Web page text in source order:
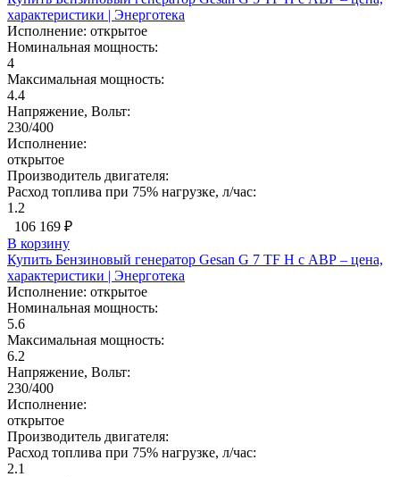
характеристики | Энерготека
Исполнение: открытое
Номинальная мощность:
4
Максимальная мощность:
4.4
Напряжение, Вольт:
230/400
Исполнение:
открытое
Производитель двигателя:
Расход топлива при 75% нагрузке, л/час:
1.2
106 169 ₽
В корзину
Купить Бензиновый генератор Gesan G 7 TF H с АВР – цена,
характеристики | Энерготека
Исполнение: открытое
Номинальная мощность:
5.6
Максимальная мощность:
6.2
Напряжение, Вольт:
230/400
Исполнение:
открытое
Производитель двигателя:
Расход топлива при 75% нагрузке, л/час:
2.1